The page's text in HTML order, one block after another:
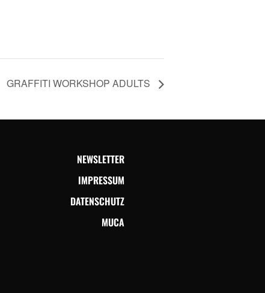
GRAFFITI WORKSHOP ADULTS
NEWSLETTER
IMPRESSUM
DATENSCHUTZ
MUCA